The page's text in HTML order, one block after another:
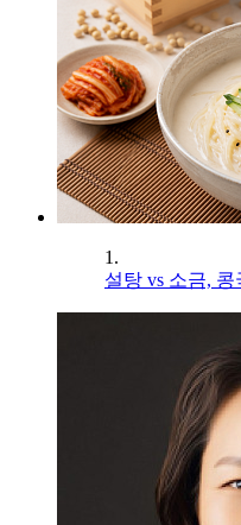
1.
설탕 vs 소금,